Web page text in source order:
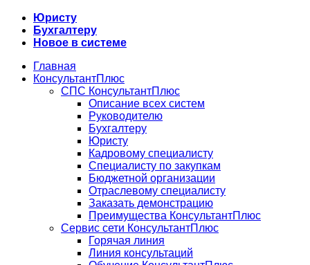
Юристу
Бухгалтеру
Новое в системе
Главная
КонсультантПлюс
СПС КонсультантПлюс
Описание всех систем
Руководителю
Бухгалтеру
Юристу
Кадровому специалисту
Специалисту по закупкам
Бюджетной организации
Отраслевому специалисту
Заказать демонстрацию
Преимущества КонсультантПлюс
Сервис сети КонсультантПлюс
Горячая линия
Линия консультаций